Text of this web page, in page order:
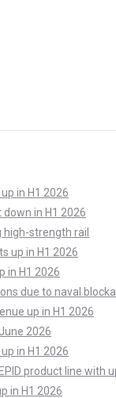
in H1 2026
down in H1 2026
strength rail
up in H1 2026
in H1 2026
due to naval
up in H1 2026
2026
in H1 2026
product line with
in H1 2026